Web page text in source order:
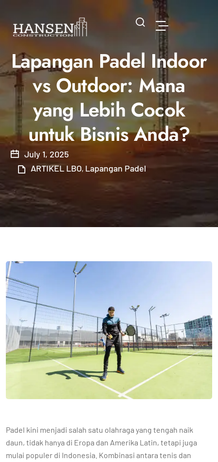
Lapangan Padel Indoor
vs Outdoor: Mana
yang Lebih Cocok
untuk Bisnis Anda?
July 1, 2025
ARTIKEL LBO, Lapangan Padel
Padel kini menjadi salah satu olahraga yang tengah naik
daun, tidak hanya di Eropa dan Amerika Latin, tetapi juga
mulai populer di Indonesia. Kombinasi antara tenis dan